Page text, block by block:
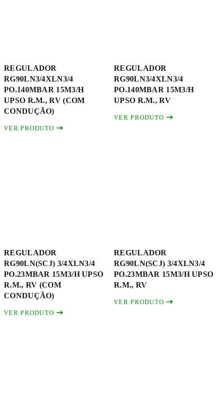
REGULADOR
RG90LN3/4XLN3/4
PO.140MBAR 15M3/H
UPSO R.M., RV (COM
CONDUÇÃO)
VER PRODUTO
REGULADOR
RG90LN3/4XLN3/4
PO.140MBAR 15M3/H
UPSO R.M., RV
VER PRODUTO
REGULADOR
RG90LN(SCJ) 3/4XLN3/4
PO.23MBAR 15M3/H UPSO
R.M., RV (COM
CONDUÇÃO)
VER PRODUTO
REGULADOR
RG90LN(SCJ) 3/4XLN3/4
PO.23MBAR 15M3/H UPSO
R.M., RV
VER PRODUTO